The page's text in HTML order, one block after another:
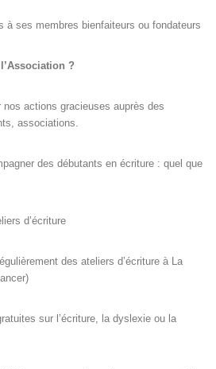
à ses membres bienfaiteurs ou fondateurs
?
actions gracieuses auprès des
associations.
des débutants en écriture : quel que
d’écriture
des ateliers d’écriture à La
sur l’écriture, la dyslexie ou la